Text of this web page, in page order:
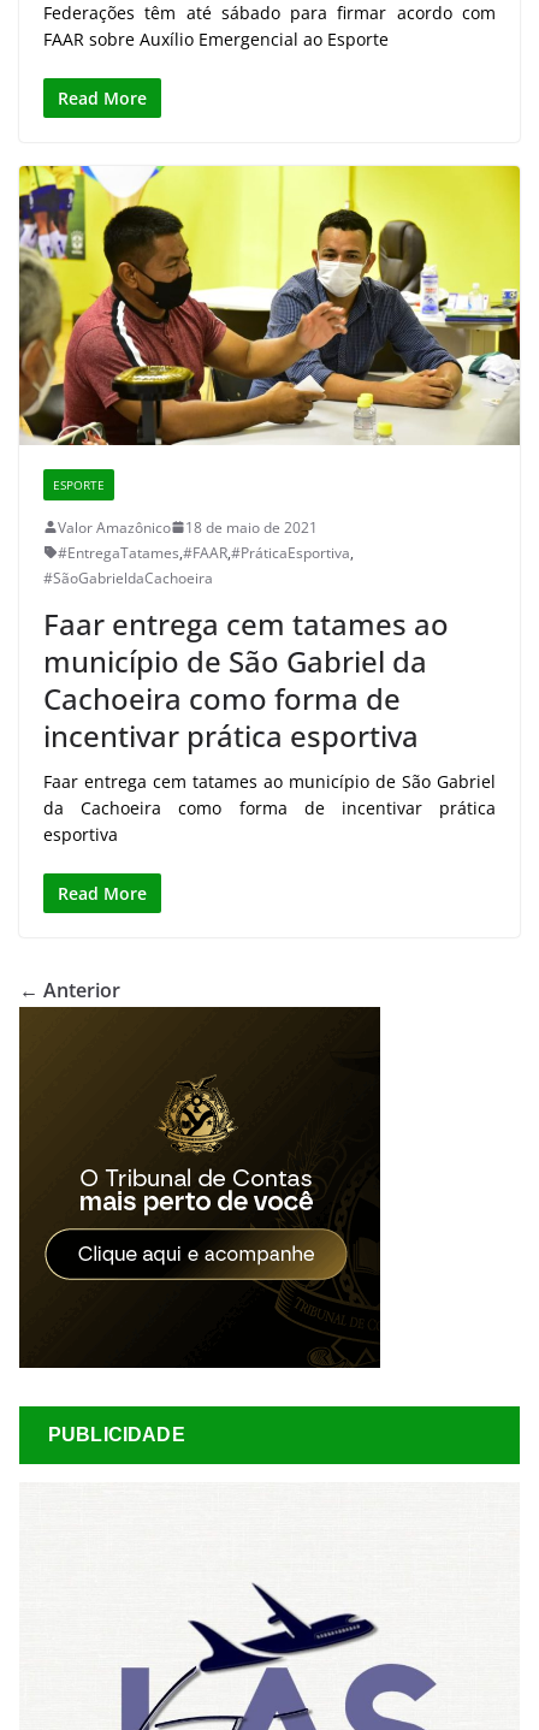
Federações têm até sábado para firmar acordo com
FAAR sobre Auxílio Emergencial ao Esporte
Read More
ESPORTE
Valor Amazônico
18 de maio de 2021
#EntregaTatames,#FAAR,#PráticaEsportiva,
#SãoGabrieldaCachoeira
Faar entrega cem tatames ao
município de São Gabriel da
Cachoeira como forma de
incentivar prática esportiva
Faar entrega cem tatames ao município de São Gabriel
da Cachoeira como forma de incentivar prática
esportiva
Read More
← Anterior
PUBLICIDADE